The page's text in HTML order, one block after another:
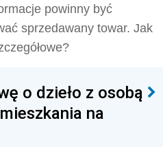
powinny być
sprzedawany towar. Jak
o dzieło z osobą
na